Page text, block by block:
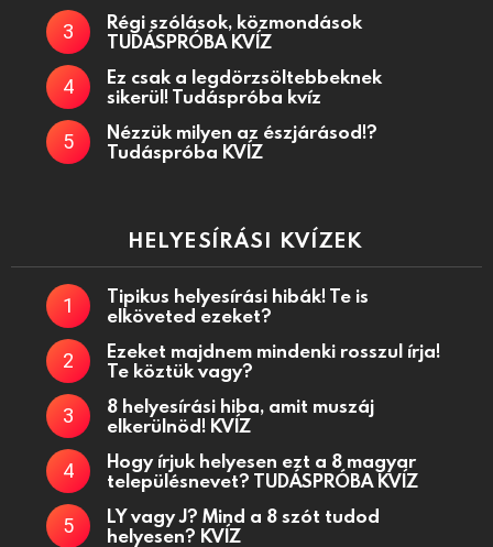
Régi szólások, közmondások
TUDÁSPRÓBA KVÍZ
Ez csak a legdörzsöltebbeknek
sikerül! Tudáspróba kvíz
Nézzük milyen az észjárásod!?
Tudáspróba KVÍZ
HELYESÍRÁSI KVÍZEK
Tipikus helyesírási hibák! Te is
elköveted ezeket?
Ezeket majdnem mindenki rosszul írja!
Te köztük vagy?
8 helyesírási hiba, amit muszáj
elkerülnöd! KVÍZ
Hogy írjuk helyesen ezt a 8 magyar
településnevet? TUDÁSPRÓBA KVÍZ
LY vagy J? Mind a 8 szót tudod
helyesen? KVÍZ